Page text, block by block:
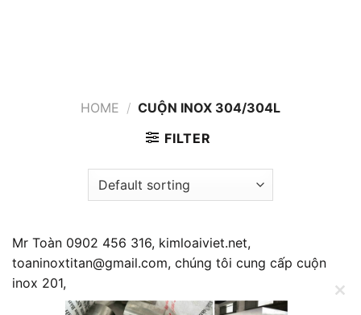
HOME / CUỘN INOX 304/304L
FILTER
Mr Toàn 0902 456 316, kimloaiviet.net,
toaninoxtitan@gmail.com, chúng tôi cung cấp cuộn
inox 201,